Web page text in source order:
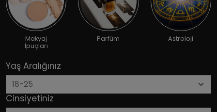
Makyaj
İpuçları
Parfüm Astroloji
Yaş Aralığınız
Cinsiyetiniz